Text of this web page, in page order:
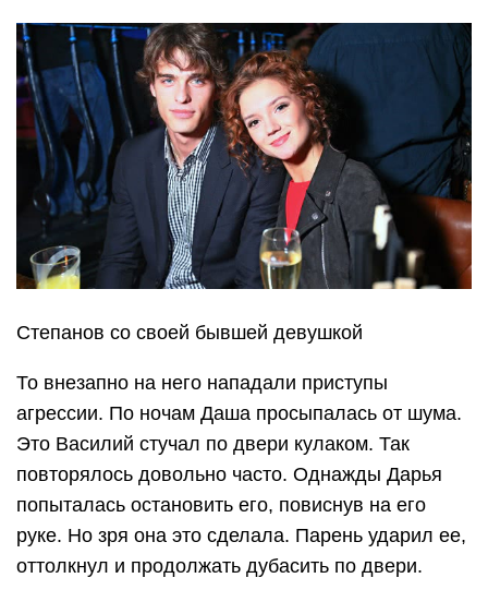
Степанов со своей бывшей девушкой
То внезапно на него нападали приступы
агрессии. По ночам Даша просыпалась от шума.
Это Василий стучал по двери кулаком. Так
повторялось довольно часто. Однажды Дарья
попыталась остановить его, повиснув на его
руке. Но зря она это сделала. Парень ударил ее,
оттолкнул и продолжать дубасить по двери.